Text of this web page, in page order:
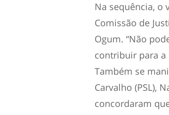
Na sequência, o
Comissão de
Ogum. “Não
contribuir para a
Também se
Carvalho (PSL),
concordaram